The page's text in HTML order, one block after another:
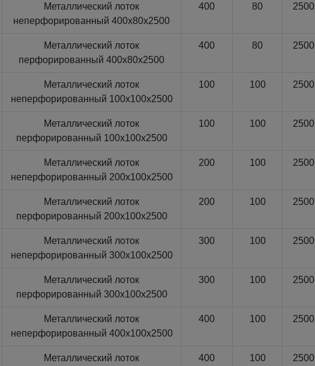
Металлический лоток
неперфорированный 400x80x2500
400 80 2500
Металлический лоток
перфорированный 400x80x2500
400 80 2500
Металлический лоток
неперфорированный 100x100x2500
100 100 2500
Металлический лоток
перфорированный 100x100x2500
100 100 2500
Металлический лоток
неперфорированный 200x100x2500
200 100 2500
Металлический лоток
перфорированный 200x100x2500
200 100 2500
Металлический лоток
неперфорированный 300x100x2500
300 100 2500
Металлический лоток
перфорированный 300x100x2500
300 100 2500
Металлический лоток
неперфорированный 400x100x2500
400 100 2500
Металлический лоток
400 100 2500